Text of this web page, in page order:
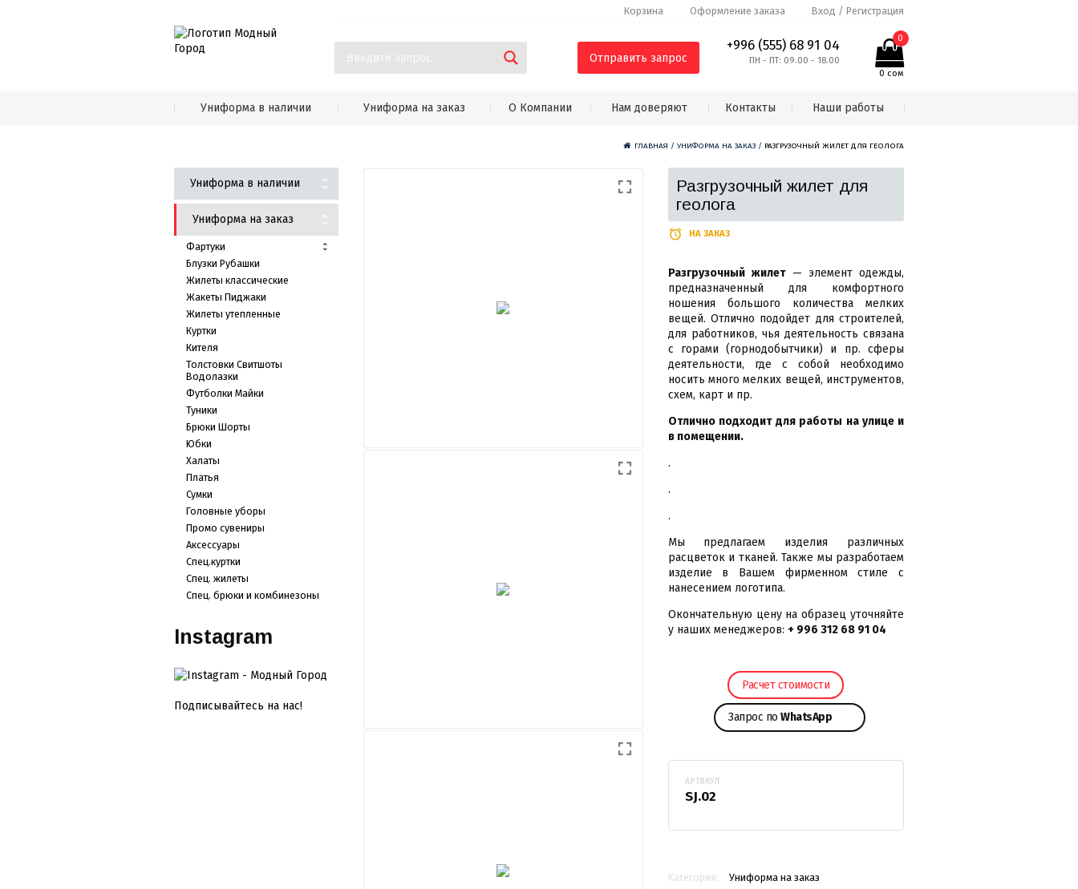
Корзина Оформление заказа Вход / Регистрация
Отправить запрос
+996 (555) 68 91 04
ПН - ПТ: 09.00 - 18.00
0
0 сом
Униформа в наличии Униформа на заказ О Компании Нам доверяют Контакты Наши работы
ГЛАВНАЯ / УНИФОРМА НА ЗАКАЗ / РАЗГРУЗОЧНЫЙ ЖИЛЕТ ДЛЯ ГЕОЛОГА
Униформа в наличии
Униформа на заказ
Фартуки
Блузки Рубашки
Жилеты классические
Жакеты Пиджаки
Жилеты утепленные
Куртки
Кителя
Толстовки Свитшоты
Водолазки
Футболки Майки
Туники
Брюки Шорты
Юбки
Халаты
Платья
Сумки
Головные уборы
Промо сувениры
Аксессуары
Спец.куртки
Спец. жилеты
Спец. брюки и комбинезоны
Instagram
Подписывайтесь на нас!
Разгрузочный жилет для
геолога
НА ЗАКАЗ
Разгрузочный жилет— элемент одежды,
предназначенный для комфортного
ношения большого количества мелких
вещей. Отлично подойдет для строителей,
для работников, чья деятельность связана
с горами (горнодобытчики) и пр. сферы
деятельности, где с собой необходимо
носить много мелких вещей, инструментов,
схем, карт и пр.
Отлично подходит для работы на улице и
в помещении.
.
.
.
Мы предлагаем изделия различных
расцветок и тканей. Также мы разработаем
изделие в Вашем фирменном стиле с
нанесением логотипа.
Окончательную цену на образец уточняйте
у наших менеджеров: + 996 312 68 91 04
Расчет стоимости
Запрос поWhatsApp
АРТИКУЛ
SJ.02
Категория: Униформа на заказ